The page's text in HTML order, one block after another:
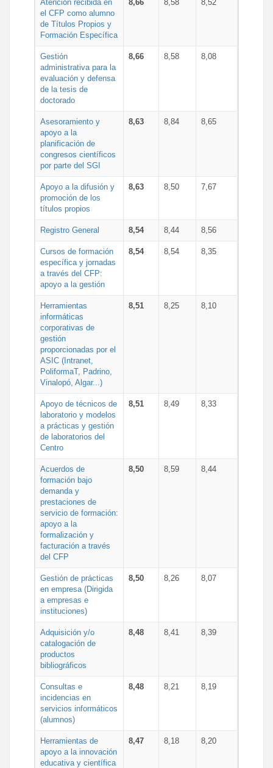
Atención recibida en
el CFP como alumno
de Títulos Propios y
Formación Específica
8,66 8,58 8,52
Gestión
administrativa para la
evaluación y defensa
de la tesis de
doctorado
8,66 8,58 8,08
Asesoramiento y
apoyo a la
planificación de
congresos científicos
por parte del SGI
8,63 8,84 8,65
Apoyo a la difusión y
promoción de los
títulos propios
8,63 8,50 7,67
Registro General 8,54 8,44 8,56
Cursos de formación
específica y jornadas
a través del CFP:
apoyo a la gestión
8,54 8,54 8,35
Herramientas
informáticas
corporativas de
gestión
proporcionadas por el
ASIC (Intranet,
PoliformaT, Padrino,
Vinalopó, Algar...)
8,51 8,25 8,10
Apoyo de técnicos de
laboratorio y modelos
a prácticas y gestión
de laboratorios del
Centro
8,51 8,49 8,33
Acuerdos de
formación bajo
demanda y
prestaciones de
servicio de formación:
apoyo a la
formalización y
facturación a través
del CFP
8,50 8,59 8,44
Gestión de prácticas
en empresa (Dirigida
a empresas e
instituciones)
8,50 8,26 8,07
Adquisición y/o
catalogación de
productos
bibliográficos
8,48 8,41 8,39
Consultas e
incidencias en
servicios informáticos
(alumnos)
8,48 8,21 8,19
Herramientas de
apoyo a la innovación
educativa y científica
8,47 8,18 8,20